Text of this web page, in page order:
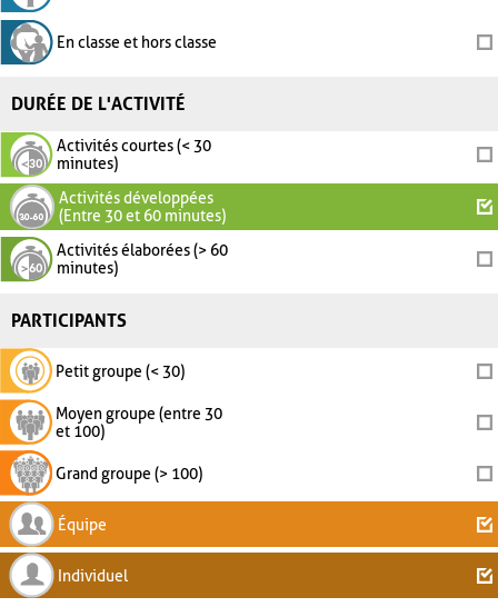
En classe et hors classe
DURÉE DE L'ACTIVITÉ
Activités courtes (< 30
minutes)
Activités développées
(Entre 30 et 60 minutes)
Activités élaborées (> 60
minutes)
PARTICIPANTS
Petit groupe (< 30)
Moyen groupe (entre 30
et 100)
Grand groupe (> 100)
Équipe
Individuel